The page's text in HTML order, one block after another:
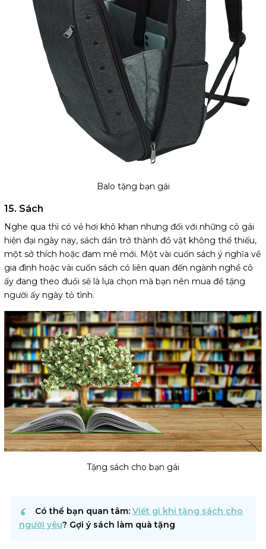
Balo tặng bạn gái
15. Sách
Nghe qua thì có vẻ hơi khô khan nhưng đối với những cô gái
hiện đại ngày nay, sách dần trở thành đồ vật không thể thiếu,
một sở thích hoặc đam mê mới. Một vài cuốn sách ý nghĩa về
gia đình hoặc vài cuốn sách có liên quan đến ngành nghề cô
ấy đang theo đuổi sẽ là lựa chọn mà bạn nên mua để tặng
người ấy ngày tỏ tình.
Tặng sách cho bạn gái
Có thể bạn quan tâm: Viết gì khi tặng sách cho
người yêu? Gợi ý sách làm quà tặng